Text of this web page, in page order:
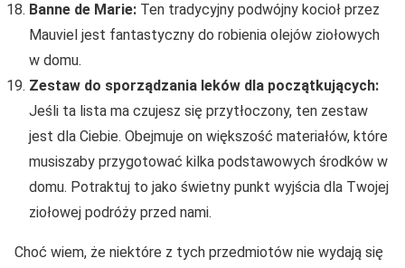
Banne de Marie: Ten tradycyjny podwójny kocioł przez
Mauviel jest fantastyczny do robienia olejów ziołowych
w domu.
Zestaw do sporządzania leków dla początkujących:
Jeśli ta lista ma czujesz się przytłoczony, ten zestaw
jest dla Ciebie. Obejmuje on większość materiałów, które
musiszaby przygotować kilka podstawowych środków w
domu. Potraktuj to jako świetny punkt wyjścia dla Twojej
ziołowej podróży przed nami.
Choć wiem, że niektóre z tych przedmiotów nie wydają się